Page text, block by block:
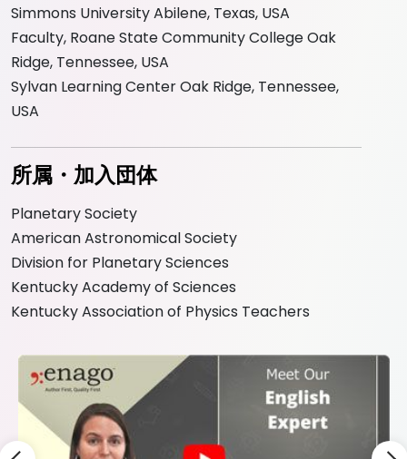
Simmons University Abilene, Texas, USA
Faculty, Roane State Community College Oak
Ridge, Tennessee, USA
Sylvan Learning Center Oak Ridge, Tennessee,
USA
所属・加入団体
Planetary Society
American Astronomical Society
Division for Planetary Sciences
Kentucky Academy of Sciences
Kentucky Association of Physics Teachers
Slide 3 of 9